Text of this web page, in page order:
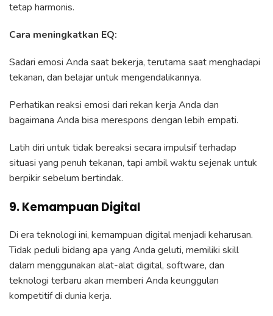
tetap harmonis.
Cara meningkatkan EQ:
Sadari emosi Anda saat bekerja, terutama saat menghadapi
tekanan, dan belajar untuk mengendalikannya.
Perhatikan reaksi emosi dari rekan kerja Anda dan
bagaimana Anda bisa merespons dengan lebih empati.
Latih diri untuk tidak bereaksi secara impulsif terhadap
situasi yang penuh tekanan, tapi ambil waktu sejenak untuk
berpikir sebelum bertindak.
9. Kemampuan Digital
Di era teknologi ini, kemampuan digital menjadi keharusan.
Tidak peduli bidang apa yang Anda geluti, memiliki skill
dalam menggunakan alat-alat digital, software, dan
teknologi terbaru akan memberi Anda keunggulan
kompetitif di dunia kerja.